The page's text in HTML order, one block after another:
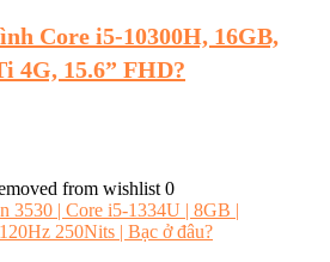
Core i5-10300H, 16GB,
4G, 15.6” FHD?
from wishlist 0